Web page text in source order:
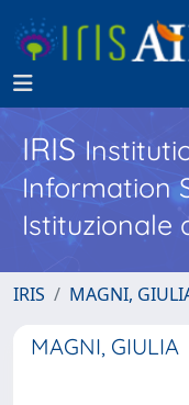
IRIS
Information
Istituzionale
IRIS MAGNI,
MAGNI, GIULIA